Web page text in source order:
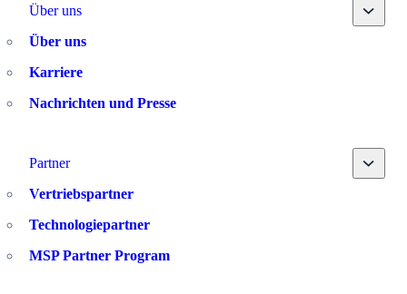
Über uns Toggle
Über uns
Karriere
Nachrichten und Presse
Partner Toggle
Vertriebspartner
Technologiepartner
MSP Partner Program